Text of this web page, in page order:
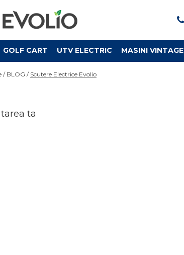
GOLF CART UTV ELECTRIC MASINI VINTAGE
/ BLOG / Scutere Electrice Evolio
ta